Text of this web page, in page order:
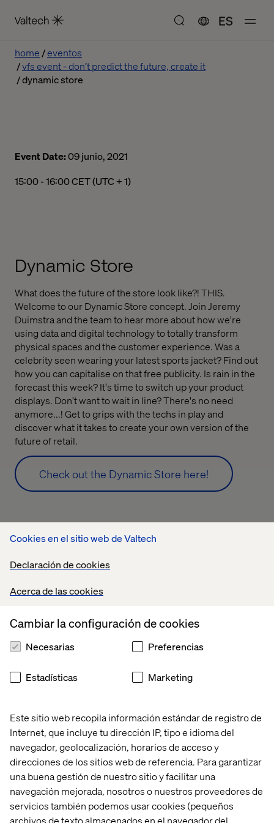
Cookies en el sitio web de Valtech
Declaración de cookies
Acerca de las cookies
Este sitio web recopila información estándar de registro de
Internet, que incluye tu dirección IP, tipo e idioma del
navegador, geolocalización, horarios de acceso y
direcciones de los sitios web de referencia. Para garantizar
una buena gestión de nuestro sitio y facilitar una
navegación mejorada, nosotros o nuestros proveedores de
servicios también podemos usar cookies (pequeños
archivos de texto almacenados en el navegador del
Cambiar la configuración de cookies
Necesarias Preferencias
Estadísticas Marketing
ES
home
eventos
vfs event - don’t predict the future, create it
dynamic store
Event Date:09 junio, 2021
03:00 p. m. to 04:00 p. m. Central European Time
15:00 - 16:00 CET (UTC + 1)
Dynamic Store
What does the future of the store look like?! THIS.
Welcome to our Dynamic Store concept. Join Jeremy
Duimstra and the team to hear more about how we're
using data and digital technology to totally transform
physical spaces and the customer experience. Was a
celebrity seen wearing your latest sports jacket? Find out
how you can capitalise on that free publicity. Is rain in the
forecast this week? It's time to switch up your product
displays. Don't want to wait in line? There's no need
anymore...! Get to grips with the techs in play and
discover what it takes to create your own version of the
future of retail.
Check out the Dynamic Store here!
Don't forget to explore the rest of
Pandemic
Breakout Session:
Virtual Reality
Breakout Session:
Contactless Retail Future
Home
Acerca de
Oficinas
Quiénes somos